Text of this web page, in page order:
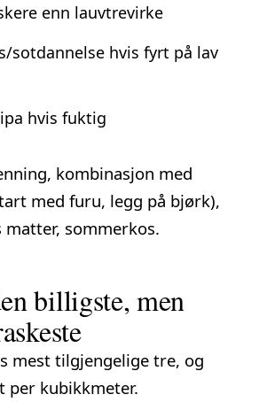
enn lauvtrevirke
sotdannelse hvis fyrt på lav
hvis fuktig
kombinasjon med
med furu, legg på bjørk),
sommerkos.
billigste, men
mest tilgjengelige tre, og
per kubikkmeter.